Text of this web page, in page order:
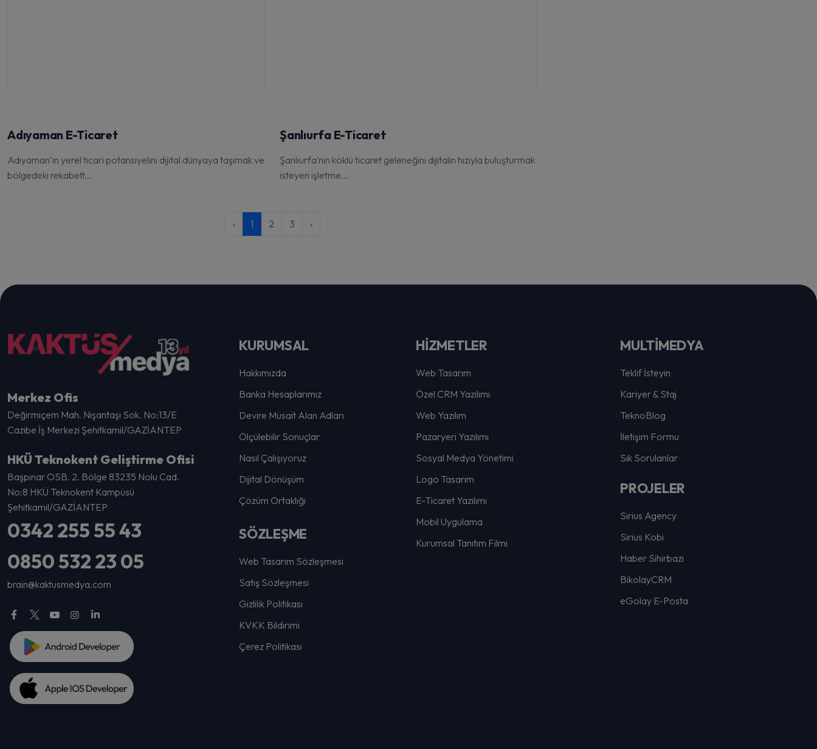
Adıyaman E-Ticaret
Adıyaman’ın yerel ticari potansiyelini dijital dünyaya taşımak ve
bölgedeki rekabett...
Şanlıurfa E-Ticaret
Şanlıurfa’nın köklü ticaret geleneğini dijitalin hızıyla buluşturmak
isteyen işletme...
‹ 1 2 3 ›
Merkez Ofis
Değirmiçem Mah. Nişantaşı Sok. No:13/E
Cazibe İş Merkezi Şehitkamil/GAZİANTEP
HKÜ Teknokent Geliştirme Ofisi
Başpınar OSB. 2. Bölge 83235 Nolu Cad.
No:8 HKÜ Teknokent Kampüsü
Şehitkamil/GAZİANTEP
0342 255 55 43
0850 532 23 05
brain@kaktusmedya.com
KURUMSAL
Hakkımızda
Banka Hesaplarımız
Devire Müsait Alan Adları
Ölçülebilir Sonuçlar
Nasıl Çalışıyoruz
Dijital Dönüşüm
Çözüm Ortaklığı
SÖZLEŞME
Web Tasarım Sözleşmesi
Satış Sözleşmesi
Gizlilik Politikası
KVKK Bildirimi
Çerez Politikası
HİZMETLER
Web Tasarım
Özel CRM Yazılımı
Web Yazılım
Pazaryeri Yazılımı
Sosyal Medya Yönetimi
Logo Tasarım
E-Ticaret Yazılımı
Mobil Uygulama
Kurumsal Tanıtım Filmi
MULTİMEDYA
Teklif İsteyin
Kariyer & Staj
TeknoBlog
İletişim Formu
Sık Sorulanlar
PROJELER
Sirius Agency
Sirius Kobi
Haber Sihirbazı
BikolayCRM
eGolay E-Posta